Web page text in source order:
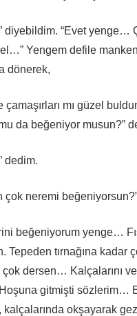
diyebildim. “Evet yenge…
Yengem defile
dönerek,
çamaşırları mı güzel
da beğeniyor musun?”
dedim.
çok neremi
beğeniyorum yenge…
Tepeden tırnağına kadar
çok dersen… Kalçalarını
gitmişti sözlerim…
kalçalarında okşayarak